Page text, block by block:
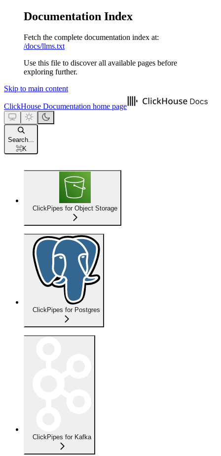
Documentation Index
Fetch the complete documentation index at:
/docs/llms.txt
Use this file to discover all available pages before
exploring further.
Skip to main content
ClickHouse Documentation home page
Search...
⌘K
ClickPipes for Object Storage
ClickPipes for Postgres
ClickPipes for Kafka